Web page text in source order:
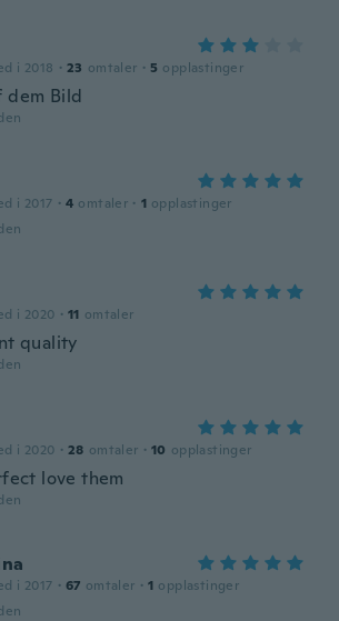
i 2018 · 23 omtaler · 5 opplastinger
dem Bild
i 2017 · 4 omtaler · 1 opplastinger
i 2020 · 11 omtaler
quality
i 2020 · 28 omtaler · 10 opplastinger
love them
i 2017 · 67 omtaler · 1 opplastinger